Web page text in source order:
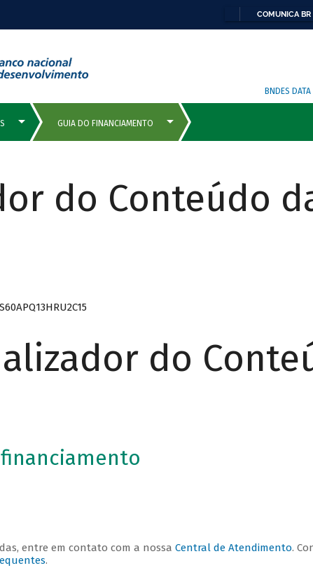
COMUNICA BR
BNDES DATA
do Conteúdo
do
COMO
FUNCIONA
entre em contato com a nossa Central de Atendimento.
.